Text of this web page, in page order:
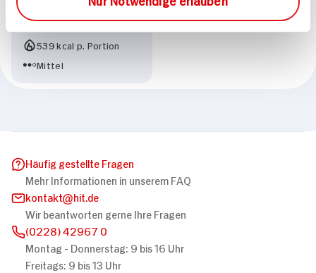
Kuppeltorte 12 Stück
75 min
539 kcal p. Portion
Mittel
Häufig gestellte Fragen
Mehr Informationen in unserem FAQ
kontakt
hit.de
Wir beantworten gerne Ihre Fragen
(0228) 42967 0
Montag - Donnerstag: 9 bis 16 Uhr
Freitags: 9 bis 13 Uhr